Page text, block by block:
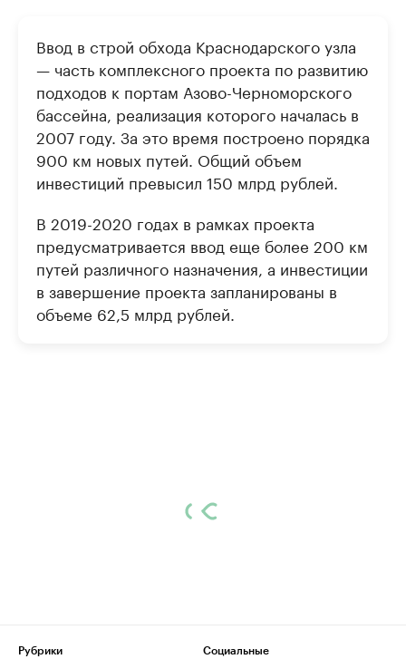
Ввод в строй обхода Краснодарского узла
— часть комплексного проекта по развитию
подходов к портам Азово-Черноморского
бассейна, реализация которого началась в
2007 году. За это время построено порядка
900 км новых путей. Общий объем
инвестиций превысил 150 млрд рублей.
В 2019-2020 годах в рамках проекта
предусматривается ввод еще более 200 км
путей различного назначения, а инвестиции
в завершение проекта запланированы в
объеме 62,5 млрд рублей.
Рубрики
Социальные